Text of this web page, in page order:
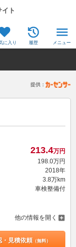
ト
に入り 履歴 メニュー
提供：
213.4万円
198. 0万円
2018年
3.8万km
車検整備付
他の情報を開く
・見積依頼（無料）